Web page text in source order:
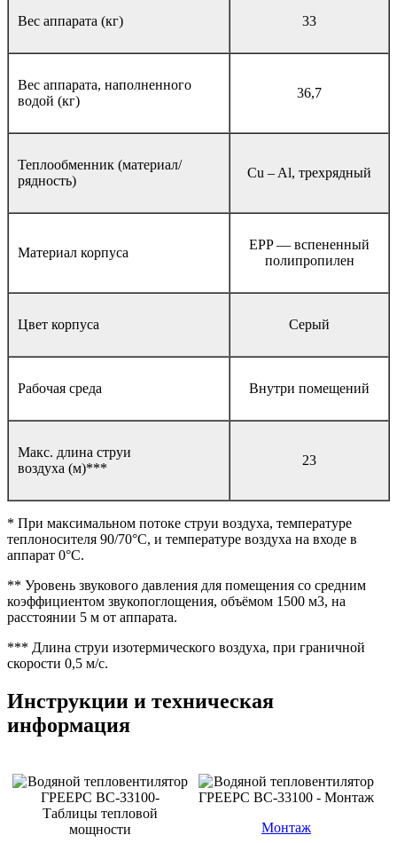
Вес аппарата (кг) 33
Вес аппарата, наполненного
водой (кг)
36,7
Теплообменник (материал/
рядность)
Cu – Al, трехрядный
Материал корпуса
EPP — вспененный
полипропилен
Цвет корпуса Серый
Рабочая среда Внутри помещений
Макс. длина струи
воздуха (м)***
23
* При максимальном потоке струи воздуха, температуре
теплоносителя 90/70°C, и температуре воздуха на входе в
аппарат 0°C.
** Уровень звукового давления для помещения со средним
коэффициентом звукопоглощения, объёмом 1500 м3, на
расстоянии 5 м от аппарата.
*** Длина струи изотермического воздуха, при граничной
скорости 0,5 м/с.
Инструкции и техническая
информация
Монтаж